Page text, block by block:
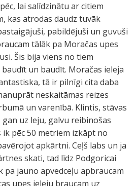
lai salīdzinātu ar citiem
kas atrodas daudz tuvāk
pabildējuši un guvuši
tālāk pa Moračas upes
Šis bija viens no tiem
un baudīt. Moračas ieleja
tā ir pilnīgi cita daba
neskaitāmas reizes
un varenībā. Klintis, stāvas
uz leju, galvu reibinošas
pēc 50 metriem izkāpt no
apkārtni. Ceļš labs un ja
skati, tad līdz Podgoricai
pa jauno apvedceļu apbraucam
upes ieleju braucam uz